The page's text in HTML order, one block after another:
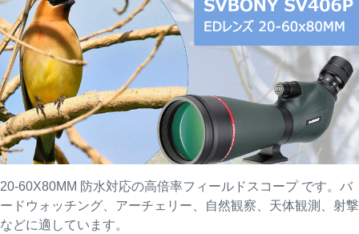
20-60X80MM 防水対応の高倍率フィールドスコープ です。バ
ードウォッチング、アーチェリー、自然観察、天体観測、射撃
などに適しています。